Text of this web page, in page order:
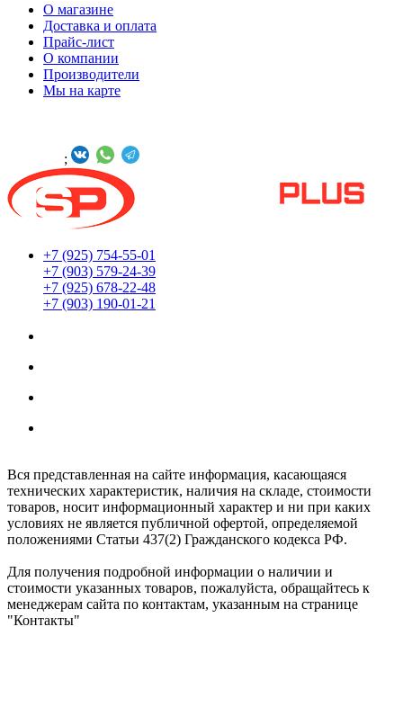
О магазине
Доставка и оплата
Прайс-лист
О компании
Производители
Мы на карте
;
+7 (925) 754-55-01
+7 (903) 579-24-39
+7 (925) 678-22-48
+7 (903) 190-01-21
Вся представленная на сайте информация, касающаяся
технических характеристик, наличия на складе, стоимости
товаров, носит информационный характер и ни при каких
условиях не является публичной офертой, определяемой
положениями Статьи 437(2) Гражданского кодекса РФ.
Для получения подробной информации о наличии и
стоимости указанных товаров, пожалуйста, обращайтесь к
менеджерам сайта по контактам, указанным на странице
"Контакты"